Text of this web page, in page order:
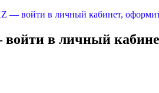
— войти в личный кабинет,
в личный